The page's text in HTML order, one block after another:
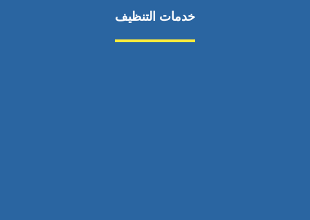
خدمات التنظيف